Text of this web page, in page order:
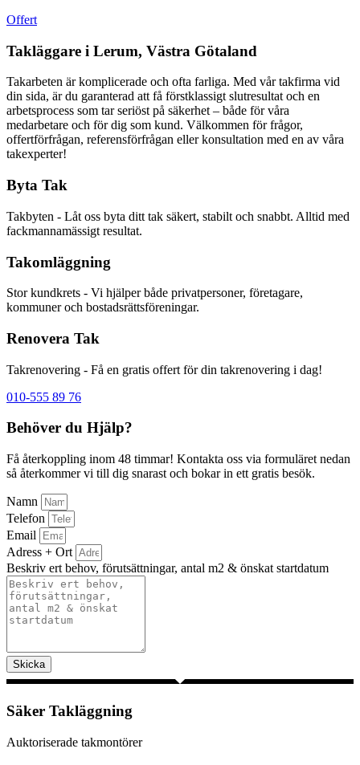
Offert
Takläggare i Lerum, Västra Götaland
Takarbeten är komplicerade och ofta farliga. Med vår takfirma vid
din sida, är du garanterad att få förstklassigt slutresultat och en
arbetsprocess som tar seriöst på säkerhet – både för våra
medarbetare och för dig som kund. Välkommen för frågor,
offertförfrågan, referensförfrågan eller konsultation med en av våra
takexperter!
Byta Tak
Takbyten - Låt oss byta ditt tak säkert, stabilt och snabbt. Alltid med
fackmannamässigt resultat.
Takomläggning
Stor kundkrets - Vi hjälper både privatpersoner, företagare,
kommuner och bostadsrättsföreningar.
Renovera Tak
Takrenovering - Få en gratis offert för din takrenovering i dag!
010-555 89 76
Behöver du Hjälp?
Få återkoppling inom 48 timmar! Kontakta oss via formuläret nedan
så återkommer vi till dig snarast och bokar in ett gratis besök.
Namn
Telefon
Email
Adress + Ort
Beskriv ert behov, förutsättningar, antal m2 & önskat startdatum
Skicka
Säker Takläggning
Auktoriserade takmontörer